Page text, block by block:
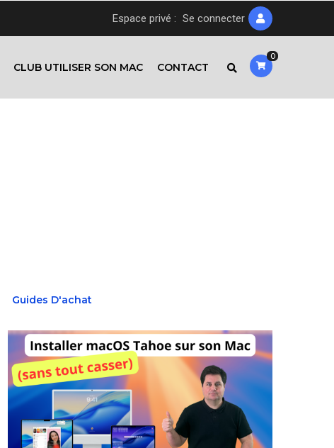
Espace privé : Se connecter
CLUB UTILISER SON MAC CONTACT
0
Guides D'achat